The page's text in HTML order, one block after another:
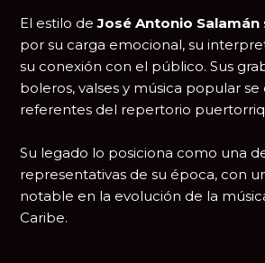
El estilo deJosé Antonio Salamán
por su carga emocional, su
su conexión con el público. Sus
boleros, valses y música popular
referentes del repertorio
Su legado lo posiciona como una
representativas de su época, con
notable en la evolución de la
Caribe.